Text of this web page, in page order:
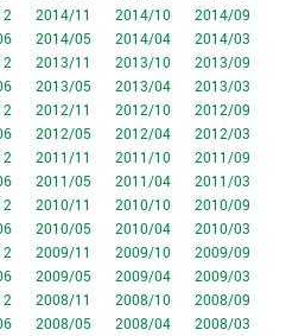
2014/11 2014/10
2014/09
2014/05 2014/04
2014/03
2013/11 2013/10
2013/09
2013/05 2013/04
2013/03
2012/11 2012/10
2012/09
2012/05 2012/04
2012/03
2011/11 2011/10
2011/09
2011/05 2011/04
2011/03
2010/11 2010/10
2010/09
2010/05 2010/04
2010/03
2009/11 2009/10
2009/09
2009/05 2009/04
2009/03
2008/11 2008/10
2008/09
2008/05 2008/04
2008/03